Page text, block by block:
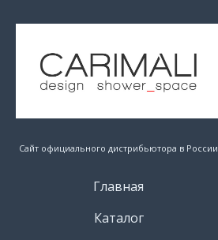
Сайт официального дистрибьютора в России
Главная
Каталог